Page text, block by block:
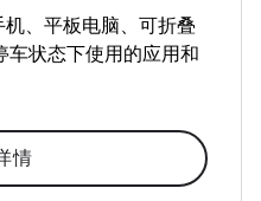
、平板电脑、可折叠
车状态下使用的应用和
情